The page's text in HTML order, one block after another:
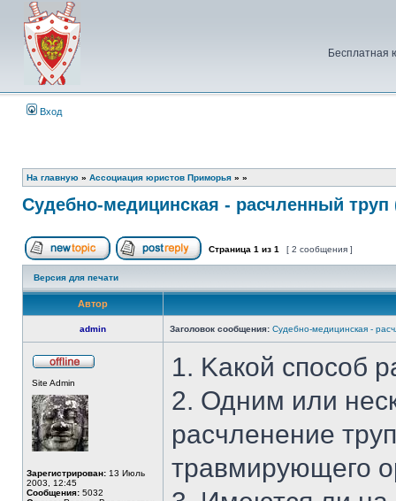
Бесплатная
Вход
На главную » Ассоциация юристов Приморья » »
Судебно-медицинская - расчленный
Начать новую тему Ответить на тему
Страница 1 из 1 [ 2 сообщения ]
Версия для печати
Автор
admin Заголовок сообщения: Судебно-медицинская -
Site Admin
Зарегистрирован: 13 Июль
2003, 12:45
Сообщения: 5032
1. Kакой способ
2. Одним или
расчленение
травмирующего